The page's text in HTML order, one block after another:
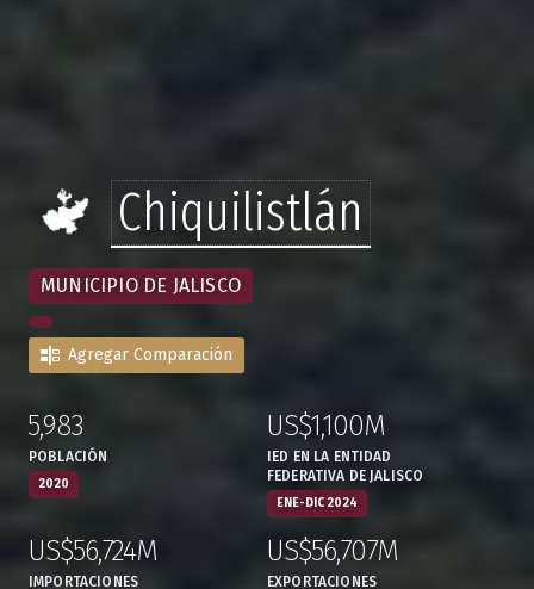
Chiquilistlán
MUNICIPIO DE JALISCO
Agregar Comparación
2020
:5,983
POBLACIÓN
ENE-DIC 2024
:US$1,100M
IED EN LA ENTIDAD
FEDERATIVA DE JALISCO
:US$56,724M
IMPORTACIONES
:US$56,707M
EXPORTACIONES